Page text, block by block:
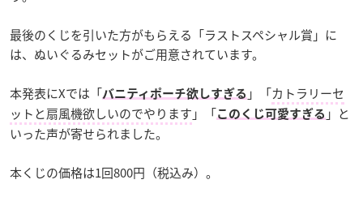
最後のくじを引いた方がもらえる「ラストスペシャル賞」に
は、ぬいぐるみセットがご用意されています。
本発表にXでは「バニティポーチ欲しすぎる 」「カトラリーセ
ットと扇風機欲しいのでやります 」「このくじ可愛すぎる 」と
いった声が寄せられました。
本くじの価格は1回800円（税込み）。